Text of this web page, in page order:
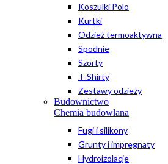
Koszulki Polo
Kurtki
Odzież termoaktywna
Spodnie
Szorty
T-Shirty
Zestawy odzieży
Budownictwo
Chemia budowlana
Fugi i silikony
Grunty i impregnaty
Hydroizolacje